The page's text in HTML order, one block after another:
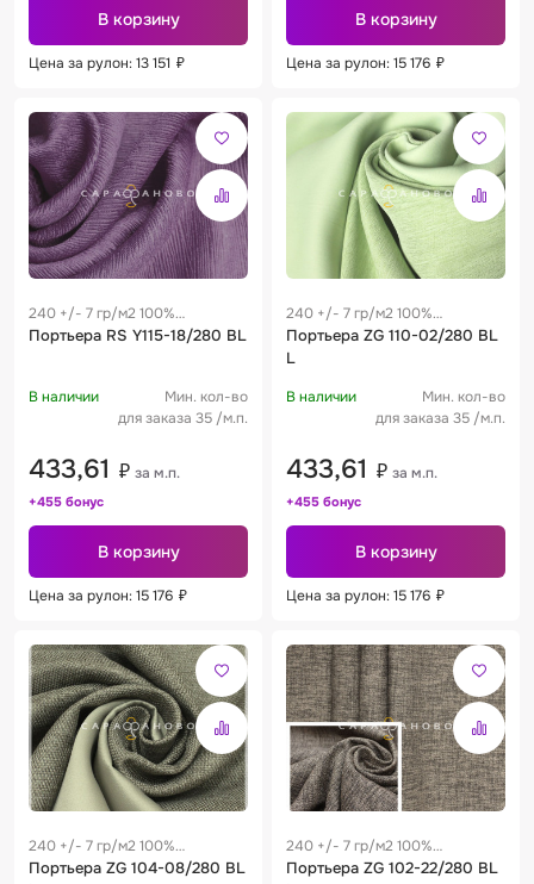
В корзину
Цена за рулон: 13 151 ₽
В корзину
Цена за рулон: 15 176 ₽
240 +/- 7 гр/м2 100%
полиэстер
Портьера RS Y115-18/280 BL
В наличии
Мин. кол-во
для заказа 35 /м.п.
433,61 ₽ за м.п.
+455 бонус
В корзину
Цена за рулон: 15 176 ₽
240 +/- 7 гр/м2 100%
полиэстер
Портьера ZG 110-02/280 BL
L
В наличии
Мин. кол-во
для заказа 35 /м.п.
433,61 ₽ за м.п.
+455 бонус
В корзину
Цена за рулон: 15 176 ₽
240 +/- 7 гр/м2 100%
полиэстер
Портьера ZG 104-08/280 BL
240 +/- 7 гр/м2 100%
полиэстер
Портьера ZG 102-22/280 BL